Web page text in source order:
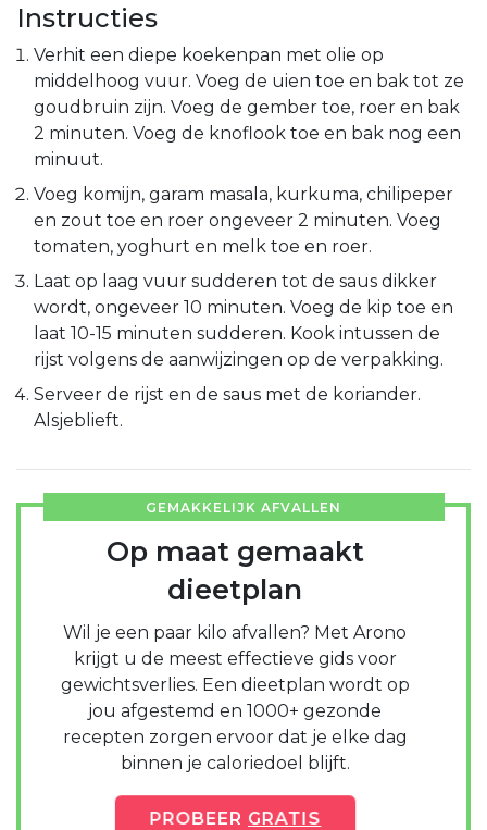
Instructies
Verhit een diepe koekenpan met olie op
middelhoog vuur. Voeg de uien toe en bak tot ze
goudbruin zijn. Voeg de gember toe, roer en bak
2 minuten. Voeg de knoflook toe en bak nog een
minuut.
Voeg komijn, garam masala, kurkuma, chilipeper
en zout toe en roer ongeveer 2 minuten. Voeg
tomaten, yoghurt en melk toe en roer.
Laat op laag vuur sudderen tot de saus dikker
wordt, ongeveer 10 minuten. Voeg de kip toe en
laat 10-15 minuten sudderen. Kook intussen de
rijst volgens de aanwijzingen op de verpakking.
Serveer de rijst en de saus met de koriander.
Alsjeblieft.
GEMAKKELIJK AFVALLEN
Op maat gemaakt
dieetplan
Wil je een paar kilo afvallen? Met Arono
krijgt u de meest effectieve gids voor
gewichtsverlies. Een dieetplan wordt op
jou afgestemd en 1000+ gezonde
recepten zorgen ervoor dat je elke dag
binnen je caloriedoel blijft.
PROBEER GRATIS